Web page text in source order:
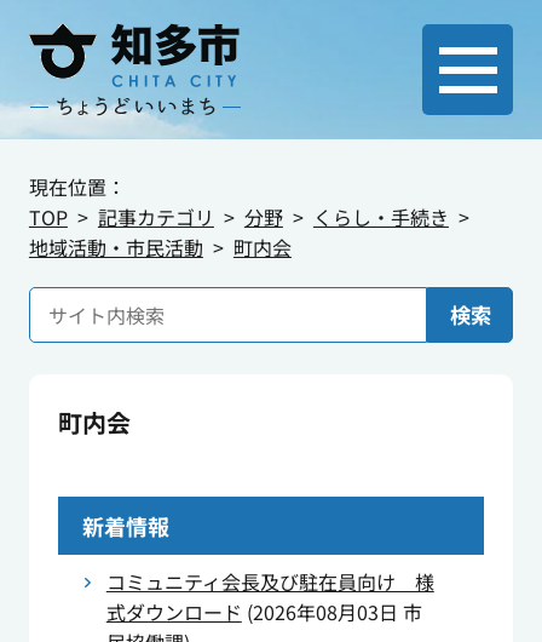
現在位置：
TOP
記事カテゴリ 分野
くらし・手続き
地域活動・市民活動
町内会
検索
町内会
新着情報
コミュニティ会長及び駐在員向け 様
式ダウンロード (2026年08月03日 市